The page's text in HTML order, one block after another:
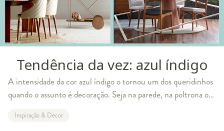
Tendência da vez: azul índigo
A intensidade da cor azul índigo o tornou um dos queridinhos
quando o assunto é decoração. Seja na parede, na poltrona ou
espaço. Ficou
Inspiração & Décor